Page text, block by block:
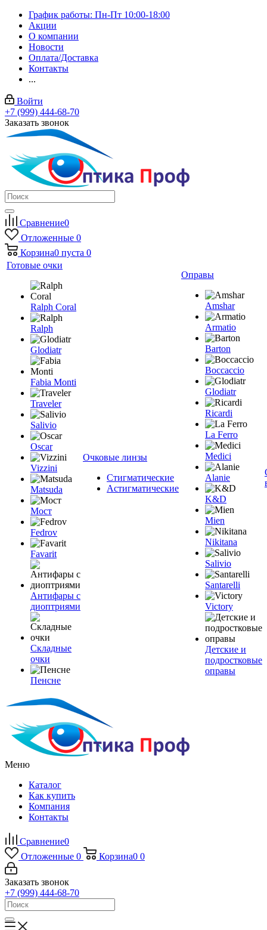
График работы: Пн-Пт 10:00-18:00
Акции
О компании
Новости
Оплата/Доставка
Контакты
...
Войти
+7 (999) 444-68-70
Заказать звонок
Сравнение0
Отложенные 0
Корзина0 пуста 0
Готовые очки
Ralph Coral
Ralph
Glodiatr
Fabia Monti
Traveler
Salivio
Oscar
Vizzini
Matsuda
Мост
Fedrov
Favarit
Антифары с
диоптриями
Складные
очки
Пенсне
Очковые линзы
Стигматические
Астигматические
Оправы
Amshar
Armatio
Barton
Boccaccio
Glodiatr
Ricardi
La Ferro
Medici
Alanie
K&D
Mien
Nikitana
Salivio
Santarelli
Victory
Детские и
подростковые
оправы
Меню
Каталог
Как купить
Компания
Контакты
Сравнение0
Отложенные 0 Корзина0 0
Заказать звонок
+7 (999) 444-68-70